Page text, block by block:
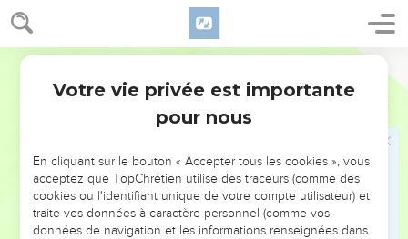
19
sur elle et dit :
Si tu connaissais, toi aussi, en ce jour, ce qui te donnerait
la paix ! Mais maintenant c’est caché à tes yeux.
Il viendra sur toi des jours où tes ennemis t’environneront
de palissades, t’encercleront et te presseront de toutes
ils t’écraseront, toi et tes enfants au milieu de toi, et ne
laisseront pas en toi pierre sur pierre, parce que tu n’as pas
connu le temps où tu as été visitée.
Votre vie privée est importante
pour nous
En cliquant sur le bouton « Accepter tous les cookies », vous
acceptez que TopChrétien utilise des traceurs (comme des
cookies ou l'identifiant unique de votre compte utilisateur) et
traite vos données à caractère personnel (comme vos
données de navigation et les informations renseignées dans